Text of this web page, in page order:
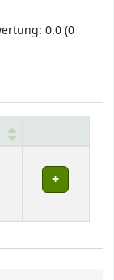
0.0 (0